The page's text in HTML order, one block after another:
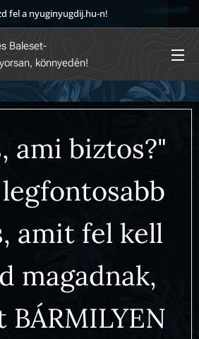
fel a nyuginyugdij.hu-n! 🚀
Baleset-
könnyedén!
ami biztos?"
legfontosabb
amit fel kell
magadnak,